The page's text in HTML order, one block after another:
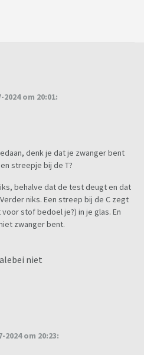
om 20:01:
denk je dat je zwanger bent
streepje bij de T?
behalve dat de test deugt en dat
niks. Een streep bij de C zegt
stof bedoel je?) in je glas. En
zwanger bent.
niet
om 20:23: